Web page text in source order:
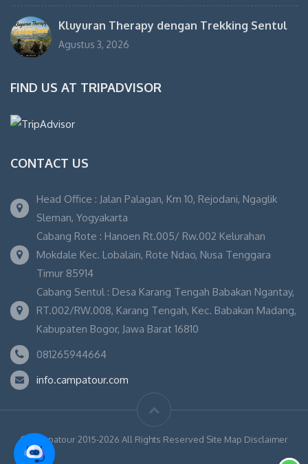
Kluyuran Therapy dengan Trekking Sentul
Agustus 3, 2026
FIND US AT TRIPADVISOR
CONTACT US
Head Office : Jalan Palagan, Km 10, Rejodani, Ngaglik
Sleman, Yogyakarta
Cabang Rote : Hanoen Rt.005/ Rw.002 Kelurahan
Mokdale Kec. Lobalain, Rote Ndao, Nusa Tenggara
Timur 85914
Cabang Sentul : Desa Karang Tengah Babakan Ngantay,
RT.002/RW.008, Karang Tengah, Kec. Babakan Madang,
Kabupaten Bogor, Jawa Barat 16810
081265944664
info.campatour.com
© Campatour 2015-2026 All Rights Reserved Site Map Disclaimer